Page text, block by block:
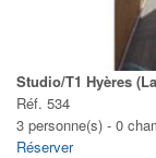
Studio/T1 Hyères
Réf. 534
3 personne(s) - 0
Réserver